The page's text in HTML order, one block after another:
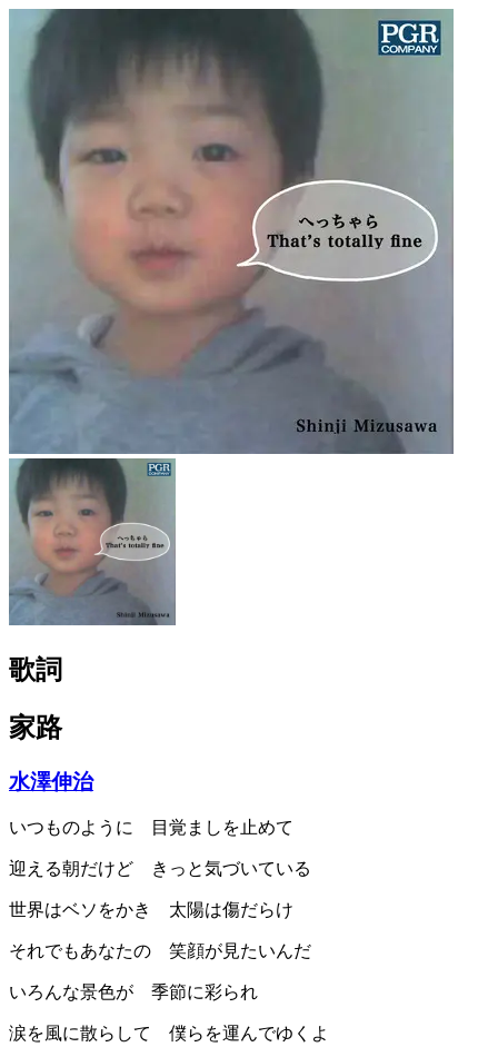
歌詞
家路
水澤伸治
いつものように 目覚ましを止めて
迎える朝だけど きっと気づいている
世界はベソをかき 太陽は傷だらけ
それでもあなたの 笑顔が見たいんだ
いろんな景色が 季節に彩られ
涙を風に散らして 僕らを運んでゆくよ